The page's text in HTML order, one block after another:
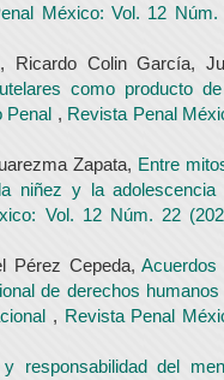
México: Vol. 12 Núm.
Ricardo Colin García,
como producto
Penal , Revista Penal
Zapata, Entre
niñez y la adolescencia
Vol. 12 Núm. 22
Pérez Cepeda,Acuerdos
de derechos humanos
, Revista Penal
responsabilidad del